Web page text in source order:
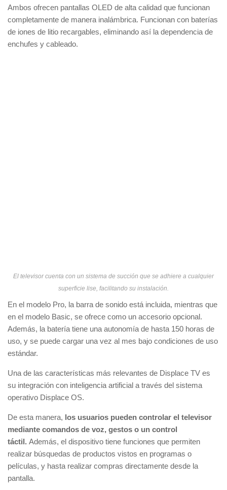
Ambos ofrecen pantallas OLED de alta calidad que funcionan
completamente de manera inalámbrica. Funcionan con baterías
de iones de litio recargables, eliminando así la dependencia de
enchufes y cableado.
El televisor cuenta con un sistema de succión que se adhiere a cualquier
superficie lise, facilitando su instalación.
En el modelo Pro, la barra de sonido está incluida, mientras que
en el modelo Basic, se ofrece como un accesorio opcional.
Además, la batería tiene una autonomía de hasta 150 horas de
uso, y se puede cargar una vez al mes bajo condiciones de uso
estándar.
Una de las características más relevantes de Displace TV es
su integración con inteligencia artificial a través del sistema
operativo Displace OS.
De esta manera, los usuarios pueden controlar el televisor
mediante comandos de voz, gestos o un control
táctil. Además, el dispositivo tiene funciones que permiten
realizar búsquedas de productos vistos en programas o
películas, y hasta realizar compras directamente desde la
pantalla.